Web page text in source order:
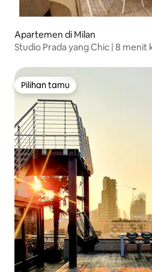
Apartemen di Milan
Studio Prada yang Chic | 8
Pilihan tamu
Pilihan tamu